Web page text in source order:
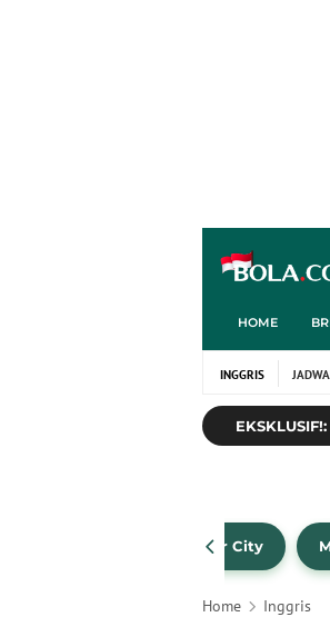
HOME
INGGRIS
EKSKLUSIF!:
Manchester City
Home Inggris